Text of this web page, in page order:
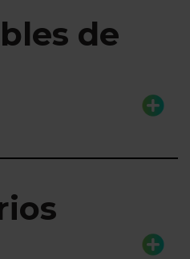
de